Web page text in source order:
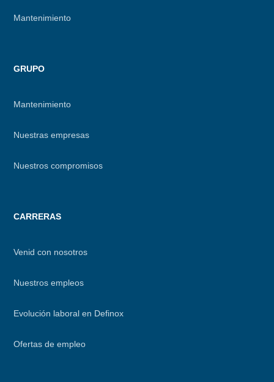
Mantenimiento
GRUPO
Mantenimiento
Nuestras empresas
Nuestros compromisos
CARRERAS
Venid con nosotros
Nuestros empleos
Evolución laboral en Definox
Ofertas de empleo